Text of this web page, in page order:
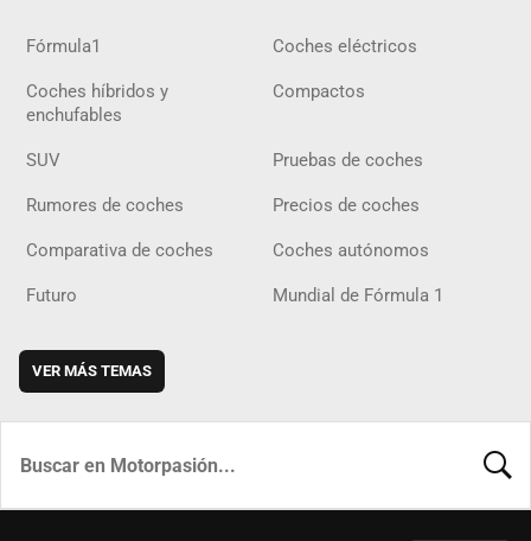
Fórmula1 Coches eléctricos
Coches híbridos y
enchufables
Compactos
SUV Pruebas de coches
Rumores de coches Precios de coches
Comparativa de coches Coches autónomos
Futuro Mundial de Fórmula 1
VER MÁS TEMAS